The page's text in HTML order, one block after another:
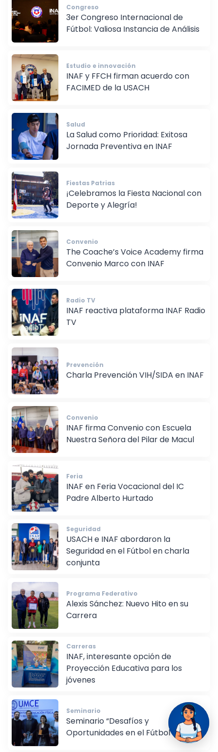
Congreso
3er Congreso Internacional de
Fútbol: Valiosa Instancia de Análisis
Estudio e innovación
INAF y FFCH firman acuerdo con
FACIMED de la USACH
Salud
La Salud como Prioridad: Exitosa
Jornada Preventiva en INAF
Fiestas Patrias
¡Celebramos la Fiesta Nacional con
Deporte y Alegría!
Convenio
The Coache’s Voice Academy firma
Convenio Marco con INAF
Radio TV
INAF reactiva plataforma INAF Radio
TV
Prevención
Charla Prevención VIH/SIDA en INAF
Convenio
INAF firma Convenio con Escuela
Nuestra Señora del Pilar de Macul
Feria
INAF en Feria Vocacional del IC
Padre Alberto Hurtado
Seguridad
USACH e INAF abordaron la
Seguridad en el Fútbol en charla
conjunta
Programa Federativo
Alexis Sánchez: Nuevo Hito en su
Carrera
Carreras
INAF, interesante opción de
Proyección Educativa para los
jóvenes
Seminario
Seminario “Desafíos y
Oportunidades en el Fútbol Actual”